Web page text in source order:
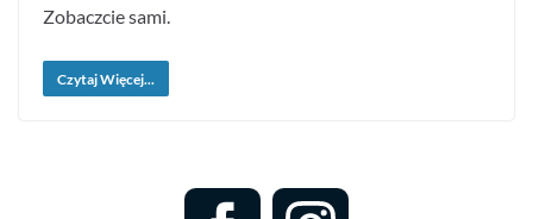
Zobaczcie sami.
Czytaj Więcej...